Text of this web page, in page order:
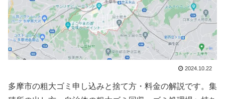
2024.10.22
多摩市の粗大ゴミ申し込みと捨て方・料金の解説です。集